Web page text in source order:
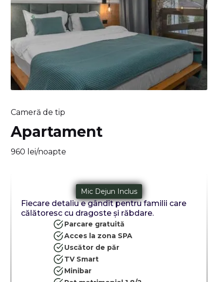
Cameră de tip
Apartament
960 lei/noapte
Mic Dejun Inclus
Fiecare detaliu e gândit pentru familii care
călătoresc cu dragoste și răbdare.
Parcare gratuită
Acces la zona SPA
Uscător de păr
TV Smart
Minibar